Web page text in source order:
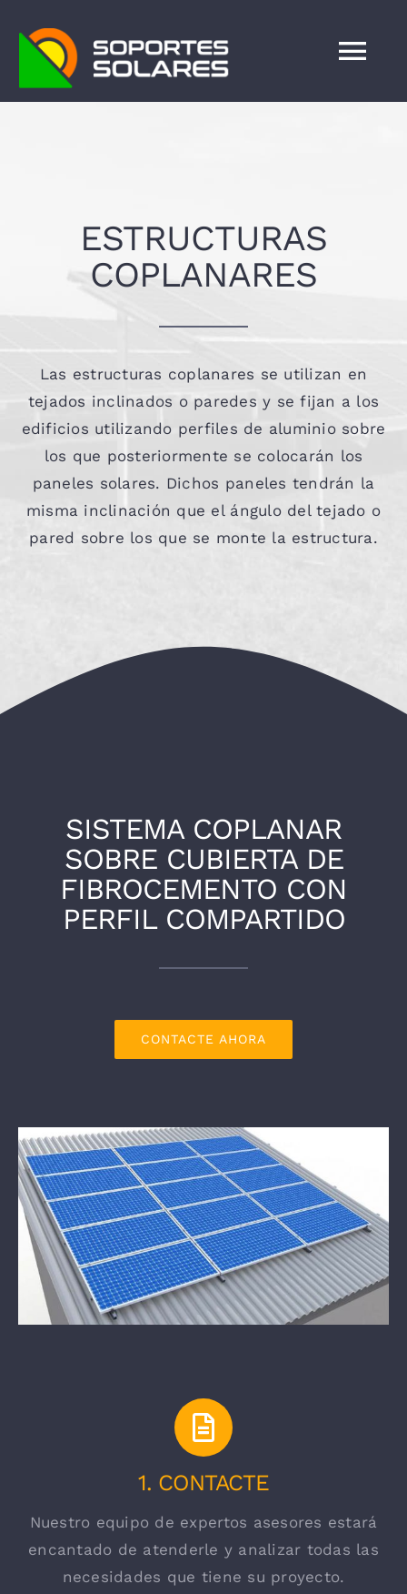
contenido
Sobre nosotros
Artículos
Contacta
ESTRUCTURAS
COPLANARES
Las estructuras coplanares se utilizan en
tejados inclinados o paredes y se fijan a los
edificios utilizando perfiles de aluminio sobre
los que posteriormente se colocarán los
paneles solares. Dichos paneles tendrán la
misma inclinación que el ángulo del tejado o
pared sobre los que se monte la estructura.
SISTEMA COPLANAR
SOBRE CUBIERTA DE
FIBROCEMENTO CON
PERFIL COMPARTIDO
CONTACTE AHORA
1. CONTACTE
Nuestro equipo de expertos asesores estará
encantado de atenderle y analizar todas las
necesidades que tiene su proyecto.